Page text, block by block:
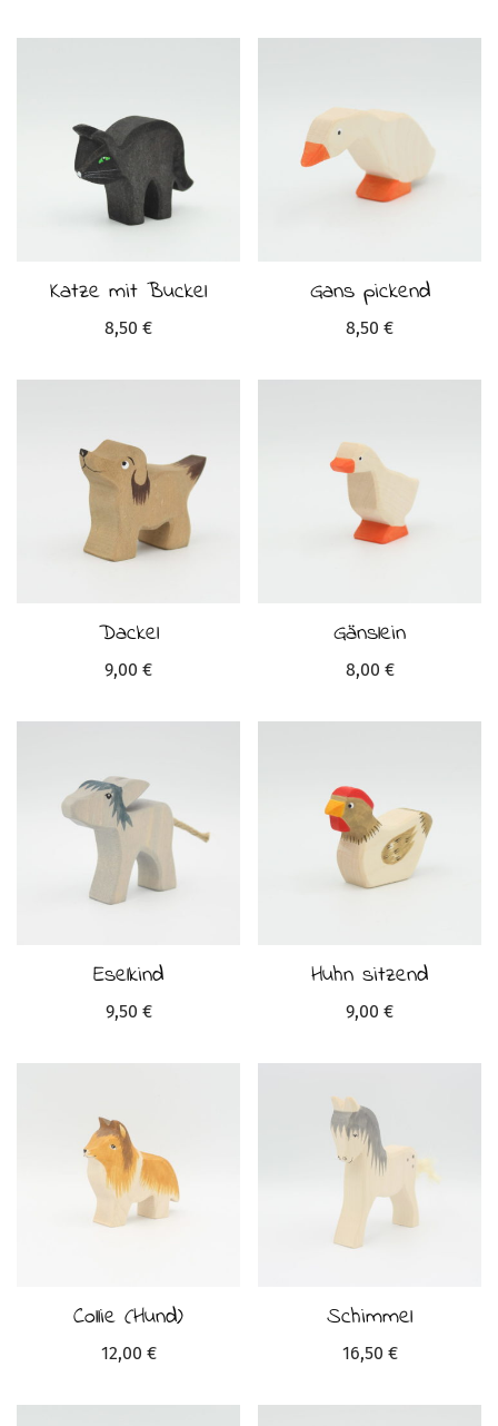
Katze mit Buckel
8,50 €
Gans pickend
8,50 €
Dackel
9,00 €
Gänslein
8,00 €
Eselkind
9,50 €
Huhn sitzend
9,00 €
Collie (Hund)
12,00 €
Schimmel
16,50 €